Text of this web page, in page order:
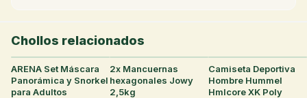
Chollos relacionados
28°
ARENA Set Máscara
Panorámica y Snorkel
para Adultos
2x Mancuernas
hexagonales Jowy
2,5kg
32°
Camiseta Deportiva
Hombre Hummel
Hmlcore XK Poly